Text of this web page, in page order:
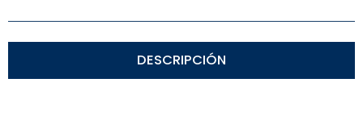
DESCRIPCIÓN